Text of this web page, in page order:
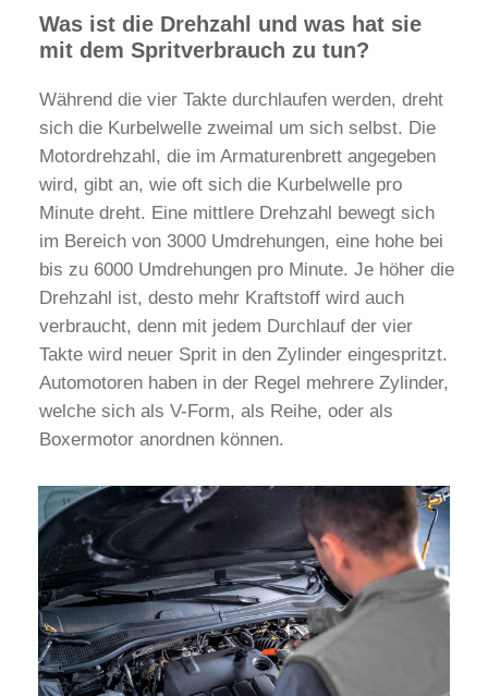
Was ist die Drehzahl und was hat sie
mit dem Spritverbrauch zu tun?
Während die vier Takte durchlaufen werden, dreht
sich die Kurbelwelle zweimal um sich selbst. Die
Motordrehzahl, die im Armaturenbrett angegeben
wird, gibt an, wie oft sich die Kurbelwelle pro
Minute dreht. Eine mittlere Drehzahl bewegt sich
im Bereich von 3000 Umdrehungen, eine hohe bei
bis zu 6000 Umdrehungen pro Minute. Je höher die
Drehzahl ist, desto mehr Kraftstoff wird auch
verbraucht, denn mit jedem Durchlauf der vier
Takte wird neuer Sprit in den Zylinder eingespritzt.
Automotoren haben in der Regel mehrere Zylinder,
welche sich als V-Form, als Reihe, oder als
Boxermotor anordnen können.